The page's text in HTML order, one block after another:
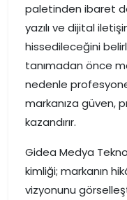
paletinden ibaret
yazılı ve dijital
hissedileceğini
tanımadan önce
nedenle
markanıza güven,
kazandırır.
Gidea Medya
kimliği; markanın
vizyonunu